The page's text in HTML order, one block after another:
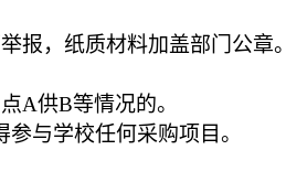
报，纸质材料加盖部门公章
A供B等情况的。
与学校任何采购项目。